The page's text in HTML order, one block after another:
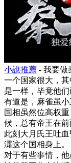
小說推薦 - 我要做
一个国家很大，
是一样，毕竟他们
有道是，麻雀虽小
国相虽然位高权
候，总有帝王在前
此刻大月氏王吐
灀这个国相身上。
对于有些事情，